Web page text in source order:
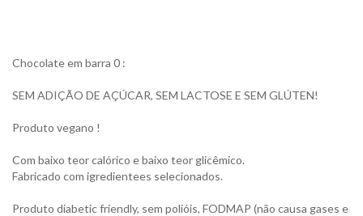
Chocolate em barra 0 :
SEM ADIÇÃO DE AÇÚCAR, SEM LACTOSE E SEM GLÚTEN!
Produto vegano !
Com baixo teor calórico e baixo teor glicêmico.
Fabricado com igredientees selecionados.
Produto diabetic friendly, sem polióis, FODMAP (não causa gases e